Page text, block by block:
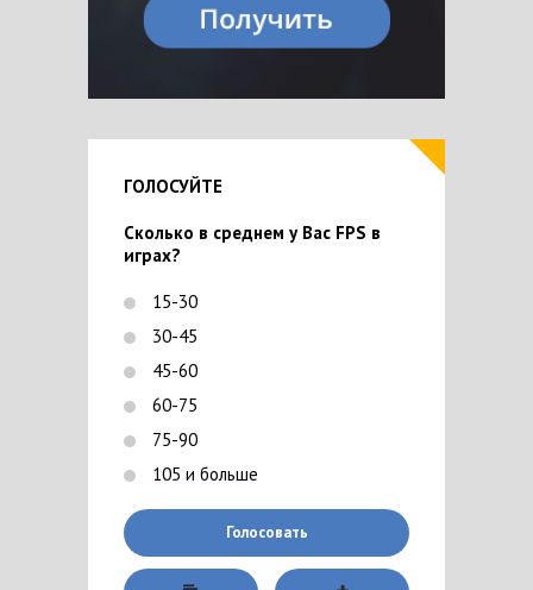
ГОЛОСУЙТЕ
Сколько в среднем у Вас FPS в
играх?
15-30
30-45
45-60
60-75
75-90
105 и больше
Голосовать